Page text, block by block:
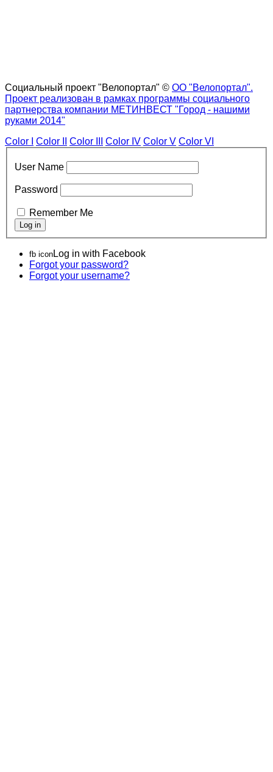
Социальный проект "Велопортал" © ОО "Велопортал".
Проект реализован в рамках программы социального
партнерства компании МЕТИНВЕСТ "Город - нашими
руками 2014"
Color I
Color II Color III Color IV Color V Color VI
User Name
Password
Remember Me
fb icon Log in with Facebook
Forgot your password?
Forgot your username?